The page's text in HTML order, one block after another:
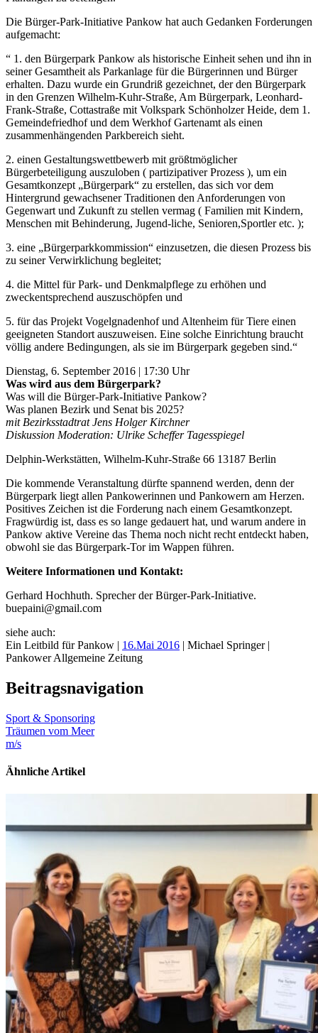
Die Bürger-Park-Initiative Pankow hat auch Gedanken Forderungen
aufgemacht:
“ 1. den Bürgerpark Pankow als historische Einheit sehen und ihn in
seiner Gesamtheit als Parkanlage für die Bürgerinnen und Bürger
erhalten. Dazu wurde ein Grundriß gezeichnet, der den Bürgerpark
in den Grenzen Wilhelm-Kuhr-Straße, Am Bürgerpark, Leonhard-
Frank-Straße, Cottastraße mit Volkspark Schönholzer Heide, dem 1.
Gemeindefriedhof und dem Werkhof Gartenamt als einen
zusammenhängenden Parkbereich sieht.
2. einen Gestaltungswettbewerb mit größtmöglicher
Bürgerbeteiligung auszuloben ( partizipativer Prozess ), um ein
Gesamtkonzept „Bürgerpark“ zu erstellen, das sich vor dem
Hintergrund gewachsener Traditionen den Anforderungen von
Gegenwart und Zukunft zu stellen vermag ( Familien mit Kindern,
Menschen mit Behinderung, Jugend-liche, Senioren,Sportler etc. );
3. eine „Bürgerparkkommission“ einzusetzen, die diesen Prozess bis
zu seiner Verwirklichung begleitet;
4. die Mittel für Park- und Denkmalpflege zu erhöhen und
zweckentsprechend auszuschöpfen und
5. für das Projekt Vogelgnadenhof und Altenheim für Tiere einen
geeigneten Standort auszuweisen. Eine solche Einrichtung braucht
völlig andere Bedingungen, als sie im Bürgerpark gegeben sind.“
Dienstag, 6. September 2016 | 17:30 Uhr
Was wird aus dem Bürgerpark?
Was will die Bürger-Park-Initiative Pankow?
Was planen Bezirk und Senat bis 2025?
mit Bezirksstadtrat Jens Holger Kirchner
Diskussion Moderation: Ulrike Scheffer Tagesspiegel
Delphin-Werkstätten, Wilhelm-Kuhr-Straße 66 13187 Berlin
Die kommende Veranstaltung dürfte spannend werden, denn der
Bürgerpark liegt allen Pankowerinnen und Pankowern am Herzen.
Positives Zeichen ist die Forderung nach einem Gesamtkonzept.
Fragwürdig ist, dass es so lange gedauert hat, und warum andere in
Pankow aktive Vereine das Thema noch nicht recht entdeckt haben,
obwohl sie das Bürgerpark-Tor im Wappen führen.
Weitere Informationen und Kontakt:
Gerhard Hochhuth. Sprecher der Bürger-Park-Initiative.
buepaini@gmail.com
siehe auch:
Ein Leitbild für Pankow | 16.Mai 2016 | Michael Springer |
Pankower Allgemeine Zeitung
Beitragsnavigation
Sport & Sponsoring
Träumen vom Meer
m/s
Ähnliche Artikel